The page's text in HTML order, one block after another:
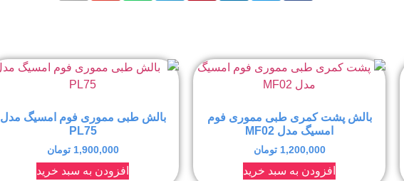
بالش پشت کمری طبی مموری فوم
امسیگ مدل MF02
1,200,000 تومان
افزودن به سبد خرید
بالش طبی مموری فوم امسیگ مدل
PL75
1,900,000 تومان
افزودن به سبد خرید